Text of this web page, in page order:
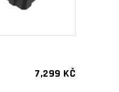
7,299 KČ